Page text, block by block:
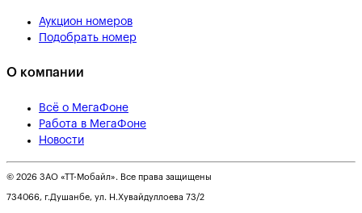
Аукцион номеров
Подобрать номер
О компании
Всё о МегаФоне
Работа в МегаФоне
Новости
© 2026 ЗАО «ТТ-Мобайл». Все права защищены
734066, г.Душанбе, ул. Н.Хувайдуллоева 73/2